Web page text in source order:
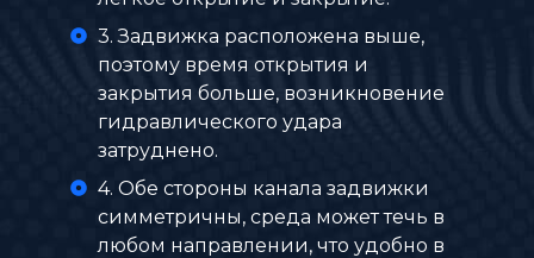
3. Задвижка расположена выше,
поэтому время открытия и
закрытия больше, возникновение
гидравлического удара
затруднено.
4. Обе стороны канала задвижки
симметричны, среда может течь в
любом направлении, что удобно в